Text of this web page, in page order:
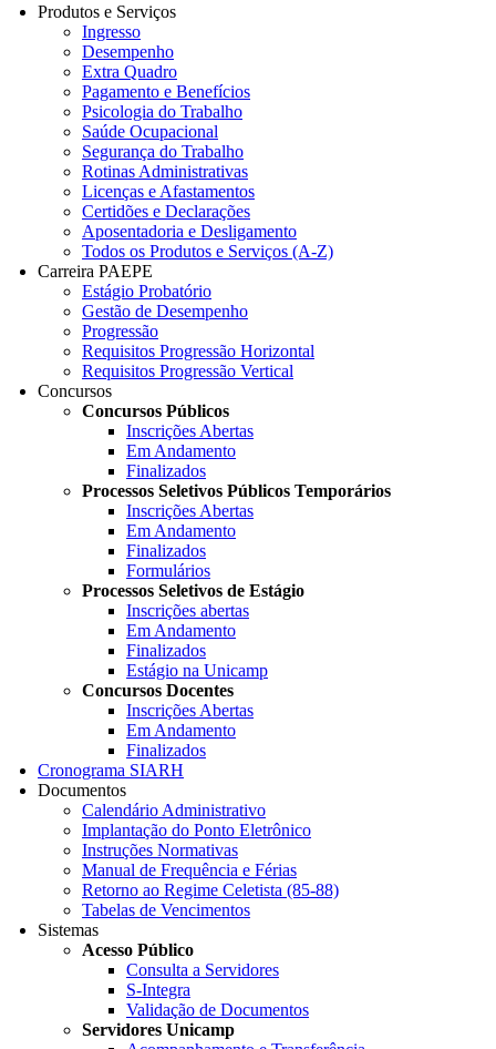
Produtos e Serviços
Ingresso
Desempenho
Extra Quadro
Pagamento e Benefícios
Psicologia do Trabalho
Saúde Ocupacional
Segurança do Trabalho
Rotinas Administrativas
Licenças e Afastamentos
Certidões e Declarações
Aposentadoria e Desligamento
Todos os Produtos e Serviços (A-Z)
Carreira PAEPE
Estágio Probatório
Gestão de Desempenho
Progressão
Requisitos Progressão Horizontal
Requisitos Progressão Vertical
Concursos
Concursos Públicos
Inscrições Abertas
Em Andamento
Finalizados
Processos Seletivos Públicos Temporários
Inscrições Abertas
Em Andamento
Finalizados
Formulários
Processos Seletivos de Estágio
Inscrições abertas
Em Andamento
Finalizados
Estágio na Unicamp
Concursos Docentes
Inscrições Abertas
Em Andamento
Finalizados
Cronograma SIARH
Documentos
Calendário Administrativo
Implantação do Ponto Eletrônico
Instruções Normativas
Manual de Frequência e Férias
Retorno ao Regime Celetista (85-88)
Tabelas de Vencimentos
Sistemas
Acesso Público
Consulta a Servidores
S-Integra
Validação de Documentos
Servidores Unicamp